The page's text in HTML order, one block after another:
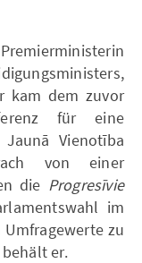
kam dem zuvor
für eine
Vienotība
von einer
die Progresīvie
im
zu
er.